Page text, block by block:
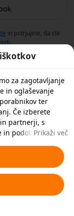
in potrjujete, da ste
.
za zagotavljanje
in oglaševanje
ter
Če izberete
partnerji, s
in podobne
nastavitvah
ali izberete,
Za več
in podobnih
Prikaži več